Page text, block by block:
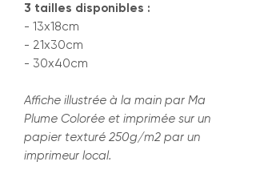
3 tailles disponibles :
- 13x18cm
- 21x30cm
- 30x40cm
Affiche illustrée à la main par Ma
Plume Colorée et imprimée sur un
papier texturé 250g/m2 par un
imprimeur local.